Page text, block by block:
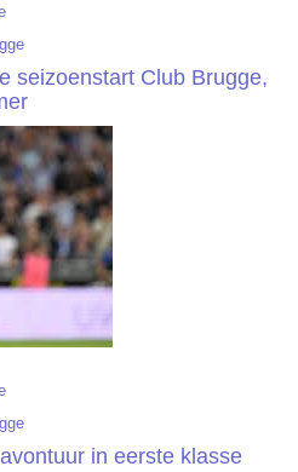
seizoenstart Club Brugge,
in eerste klasse